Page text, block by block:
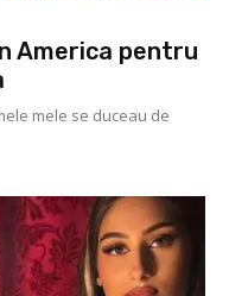
America pentru
mele se duceau de